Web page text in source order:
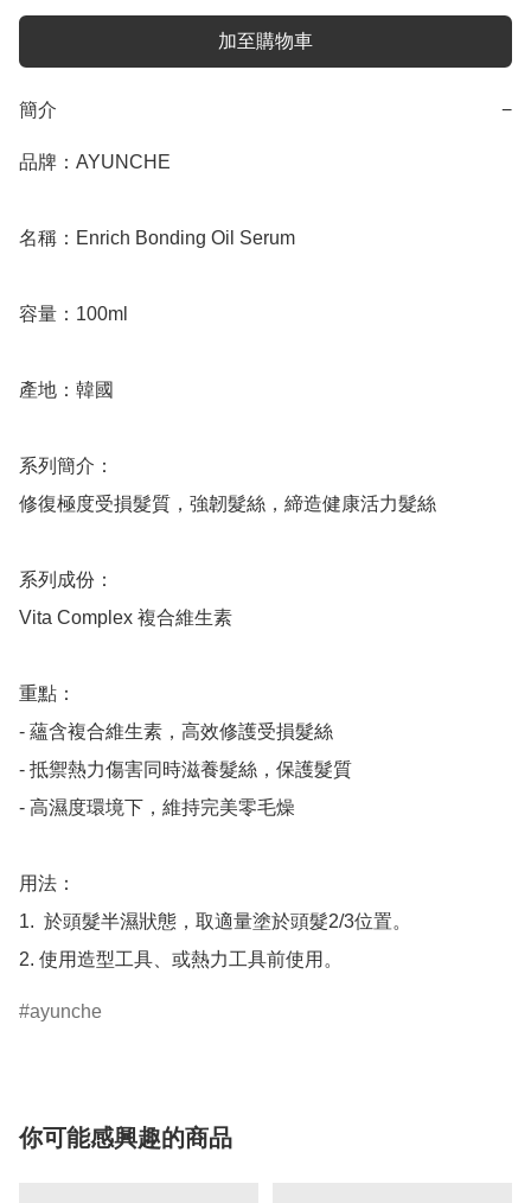
加至購物車
簡介 −
品牌：AYUNCHE
名稱：Enrich Bonding Oil Serum
容量：100ml
產地：韓國
系列簡介：
修復極度受損髮質，強韌髮絲，締造健康活力髮絲
系列成份：
Vita Complex 複合維生素
重點：
- 蘊含複合維生素，高效修護受損髮絲
- 抵禦熱力傷害同時滋養髮絲，保護髮質
- 高濕度環境下，維持完美零毛燥
用法：
1.  於頭髮半濕狀態，取適量塗於頭髮2/3位置。
ayunche
你可能感興趣的商品